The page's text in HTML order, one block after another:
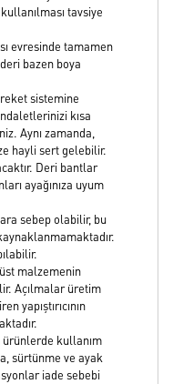
kullanılması tavsiye
evresinde tamamen
bazen boya
sistemine
kısa
Aynı zamanda,
hayli sert gelebilir.
Deri bantlar
ayağınıza uyum
sebep olabilir, bu
malzemenin
Açılmalar üretim
yapıştırıcının
ürünlerde kullanım
sürtünme ve ayak
iade sebebi